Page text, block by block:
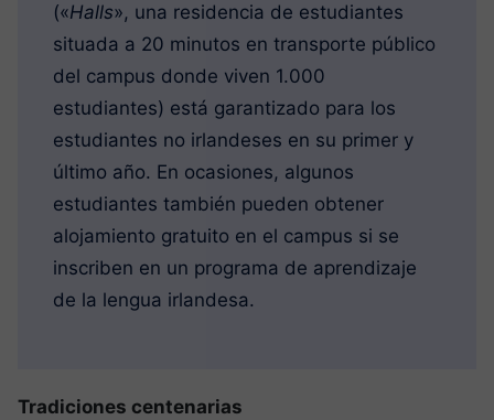
(«Halls», una residencia de estudiantes
situada a 20 minutos en transporte público
del campus donde viven 1.000
estudiantes) está garantizado para los
estudiantes no irlandeses en su primer y
último año. En ocasiones, algunos
estudiantes también pueden obtener
alojamiento gratuito en el campus si se
inscriben en un programa de aprendizaje
de la lengua irlandesa.
Tradiciones centenarias